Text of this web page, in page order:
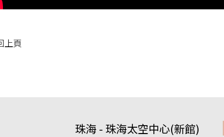
上頁
珠海 - 珠海太空中心(新館)